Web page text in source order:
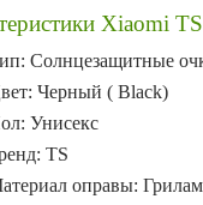
Xiaomi
Солнцезащитные
Черный ( Black)
Унисекс
TS
оправы: